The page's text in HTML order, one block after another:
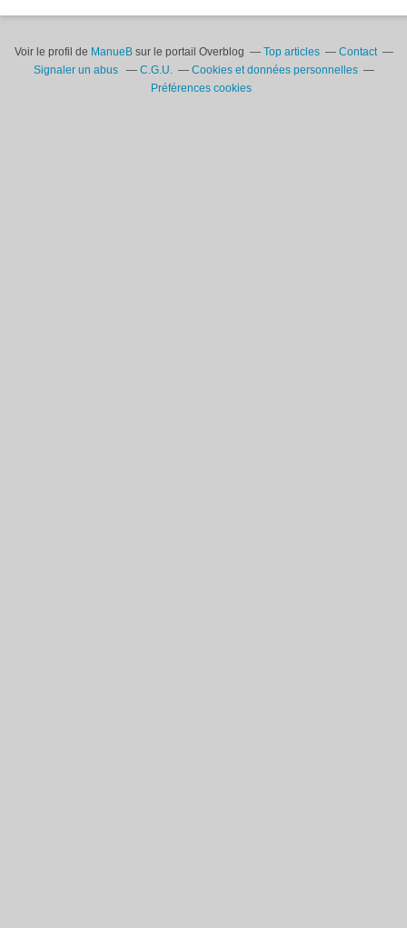
Voir le profil de ManueBsur le portail Overblog Top articles
Contact
Signaler un abus
C.G.U.
Cookies et données personnelles
Préférences cookies